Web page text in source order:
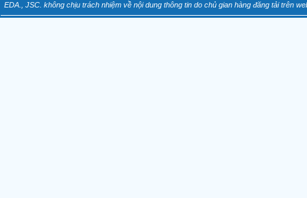
EDA., JSC. không chịu trách nhiệm về nội dung thông tin do chủ gian hàng đăng tải trên